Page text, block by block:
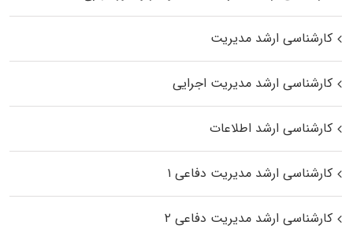
کارشناسی ارشد مدیریت
کارشناسی ارشد مدیریت اجرایی
کارشناسی ارشد اطلاعات
کارشناسی ارشد مدیریت دفاعی ۱
کارشناسی ارشد مدیریت دفاعی ۲